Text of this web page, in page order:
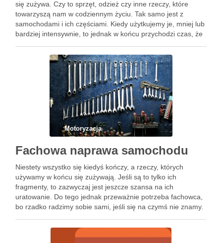
się zużywa. Czy to sprzęt, odzież czy inne rzeczy, które
towarzyszą nam w codziennym życiu. Tak samo jest z
samochodami i ich częściami. Kiedy użytkujemy je, mniej lub
bardziej intensywnie, to jednak w końcu przychodzi czas, że
Motoryzacja
Fachowa naprawa samochodu
Niestety wszystko się kiedyś kończy, a rzeczy, których
używamy w końcu się zużywają. Jeśli są to tylko ich
fragmenty, to zazwyczaj jest jeszcze szansa na ich
uratowanie. Do tego jednak przeważnie potrzeba fachowca,
bo rzadko radzimy sobie sami, jeśli się na czymś nie znamy.